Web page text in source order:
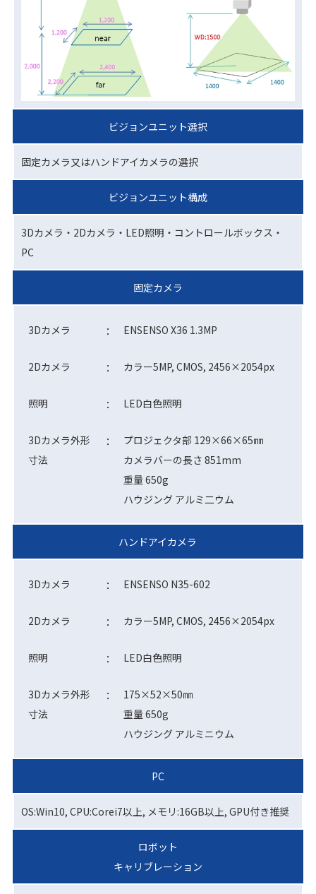
ビジョンユニット選択
固定カメラ又はハンドアイカメラの選択
ビジョンユニット構成
3Dカメラ・2Dカメラ・LED照明・コントロールボックス・
PC
固定カメラ
3Dカメラ ： ENSENSO X36 1.3MP
2Dカメラ ： カラー5MP, CMOS, 2456×2054px
照明 ： LED白色照明
3Dカメラ外形
寸法
：
プロジェクタ部 129×66×65㎜
カメラバーの長さ 851mm
重量 650g
ハウジング アルミ二ウム
ハンドアイカメラ
3Dカメラ ： ENSENSO N35-602
2Dカメラ ： カラー5MP, CMOS, 2456×2054px
照明 ： LED白色照明
3Dカメラ外形
寸法
：
175×52×50㎜
重量 650g
ハウジング アルミニウム
PC
OS:Win10, CPU:Corei7以上, メモリ:16GB以上, GPU付き推奨
ロボット
キャリブレーション